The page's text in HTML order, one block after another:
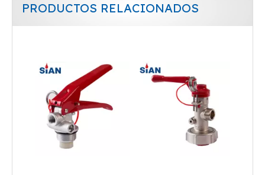
PRODUCTOS RELACIONADOS
Válvula forjada de aleación de aluminio marca SiAN con dispositivo de seguridad para extintor de polvo seco